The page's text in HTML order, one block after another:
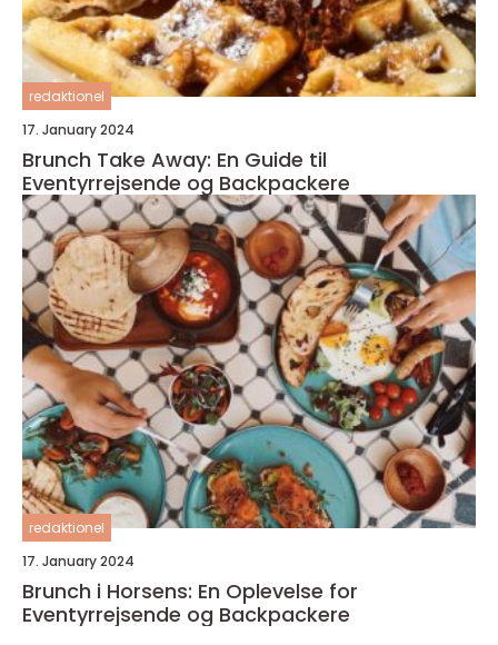
redaktionel
17. January 2024
Brunch Take Away: En Guide til
Eventyrrejsende og Backpackere
redaktionel
17. January 2024
Brunch i Horsens: En Oplevelse for
Eventyrrejsende og Backpackere